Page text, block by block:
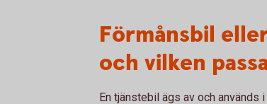
Förmånsbil
och vilken
En tjänstebil ägs av och